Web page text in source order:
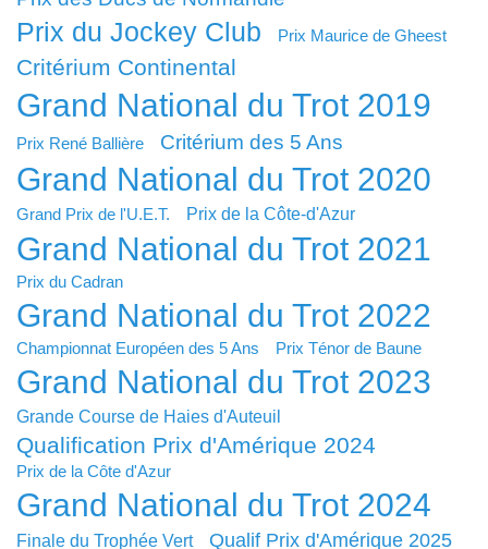
Prix du Jockey Club Prix Maurice de Gheest
Critérium Continental
Grand National du Trot 2019
Prix René Ballière Critérium des 5 Ans
Grand National du Trot 2020
Grand Prix de l'U.E.T. Prix de la Côte-d'Azur
Grand National du Trot 2021
Prix du Cadran
Grand National du Trot 2022
Championnat Européen des 5 Ans Prix Ténor de Baune
Grand National du Trot 2023
Grande Course de Haies d'Auteuil
Qualification Prix d'Amérique 2024
Prix de la Côte d'Azur
Grand National du Trot 2024
Finale du Trophée Vert Qualif Prix d'Amérique 2025